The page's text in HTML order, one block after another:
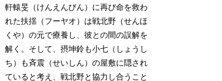
軒轅旻（けんえんびん）に再び命を救わ
れた扶揺（フーヤオ）は戦北野（せんほ
くや）の元で療養し、彼との間の誤解を
解く。そして、摂坤鈴も小七（しょうし
ち）も斉震（せいしん）の屋敷に隠され
ていると考え、戦北野と協力し合うこと